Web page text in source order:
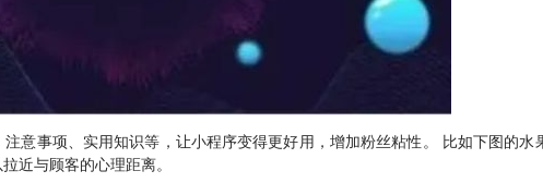
意事项、实用知识等，让小程序变得更好用，增加粉丝粘性。 比如下图的水
近与顾客的心理距离。